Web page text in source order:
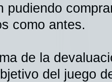
pudiendo
como antes.
de la
del juego